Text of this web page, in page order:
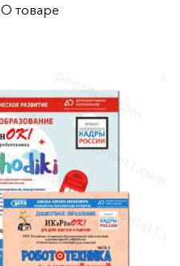
О товаре